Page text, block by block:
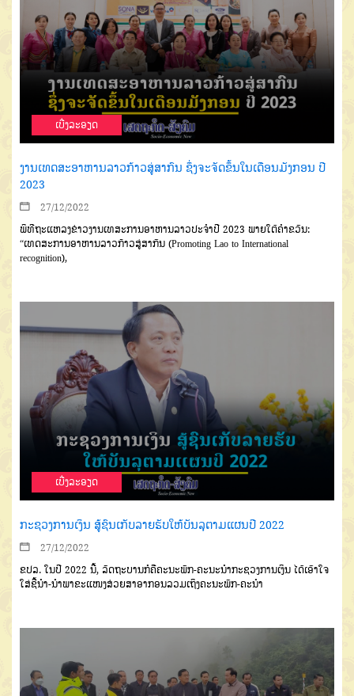
ເບີ່ງລະອຽດ
ງານເທດສະອາຫານລາວກ້າວສູ່ສາກົນ ຊຶ່ງຈະຈັດຂຶ້ນໃນເດືອນມັງກອນ ປີ
2023
27/12/2022
ພິທີຖະແຫລງຂ່າວງານເທສະການອາຫານລາວປະຈຳປີ 2023 ພາຍໃຕ້ຄໍາຂວັນ:
“ເທດສະການອາຫານລາວກ້າວສູ່ສາກົນ (Promoting Lao to International
recognition),
ເບີ່ງລະອຽດ
ກະຊວງການເງິນ ສູ້ຊົນເກັບລາຍຮັບໃຫ້ບັນລຸຕາມແຜນປີ 2022
27/12/2022
ຂປລ. ໃນປີ 2022 ນີ້, ລັດຖະບານກໍຄືຄະນະພັກ-ຄະນະນໍາກະຊວງການເງິນ ໄດ້ເອົາໃຈ
ໃສ່ຊີ້ນຳ-ນຳພາຂະແໜງສ່ວຍສາອາກອນລວມເຖິງຄະນະພັກ-ຄະນໍາ